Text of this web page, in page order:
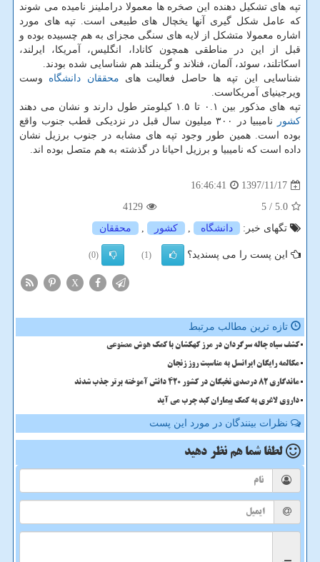
تپه های تشكیل دهنده این صخره ها معمولا دراملینز نامیده می شوند
كه عامل شكل گیری آنها یخچال های طبیعی است. تپه های مورد
اشاره معمولا متشكل از لایه های سنگی مجزای به هم چسبیده بوده و
قبل از این در مناطقی همچون كانادا، انگلیس، آمریكا، ایرلند،
اسكاتلند، سوئد، آلمان، فنلاند و گرینلند هم شناسایی شده بودند.
شناسایی این تپه ها حاصل فعالیت های محققان دانشگاه وست
ویرجینیای آمریكاست.
تپه های مذكور بین ۰.۱ تا ۱.۵ كیلومتر طول دارند و نشان می دهند
كشور
نامیبیا در ۳۰۰ میلیون سال قبل در نزدیكی قطب جنوب واقع
بوده است. همین طور وجود تپه های مشابه در جنوب برزیل نشان
داده است كه نامیبیا و برزیل احیانا در گذشته به هم متصل بوده اند.
1397/11/17
16:46:41
5.0
/ 5
4129
تگهای خبر:
دانشگاه , كشور , محققان
این پست را می پسندید؟ (1)
(0)
X
تازه ترین مطالب مرتبط
کشف سیاه چاله سرگردان در مرز کهکشان با کمک هوش مصنوعی
مکالمه رایگان ایرانسل به مناسبت روز زنجان
ماندگاری 82 درصدی نخبگان در کشور 420 دانش آموخته برتر جذب شدند
داروی لاغری به کمک بیماران کبد چرب می آید
نظرات بینندگان در مورد این پست
لطفا شما هم نظر دهید